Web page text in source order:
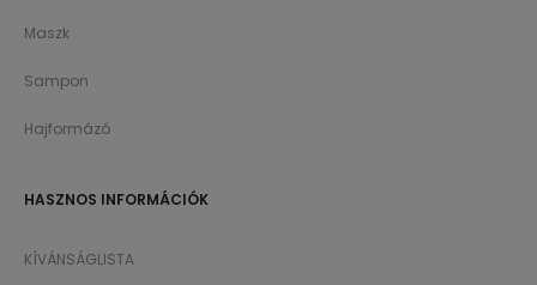
Maszk
Sampon
Hajformázó
HASZNOS INFORMÁCIÓK
KÍVÁNSÁGLISTA